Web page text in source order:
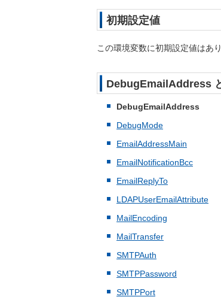
初期設定値
この環境変数に初期設定値はあり
DebugEmailAddress
DebugEmailAddress
DebugMode
EmailAddressMain
EmailNotificationBcc
EmailReplyTo
LDAPUserEmailAttribute
MailEncoding
MailTransfer
SMTPAuth
SMTPPassword
SMTPPort